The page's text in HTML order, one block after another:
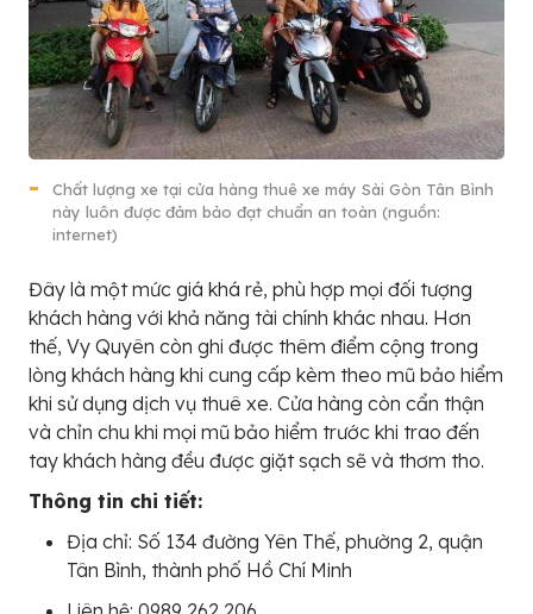
Chất lượng xe tại cửa hàng thuê xe máy Sài Gòn Tân Bình
này luôn được đảm bảo đạt chuẩn an toàn (nguồn:
internet)
Đây là một mức giá khá rẻ, phù hợp mọi đối tượng
khách hàng với khả năng tài chính khác nhau. Hơn
thế, Vy Quyên còn ghi được thêm điểm cộng trong
lòng khách hàng khi cung cấp kèm theo mũ bảo hiểm
khi sử dụng dịch vụ thuê xe. Cửa hàng còn cẩn thận
và chỉn chu khi mọi mũ bảo hiểm trước khi trao đến
tay khách hàng đều được giặt sạch sẽ và thơm tho.
Thông tin chi tiết:
Địa chỉ: Số 134 đường Yên Thế, phường 2, quận
Tân Bình, thành phố Hồ Chí Minh